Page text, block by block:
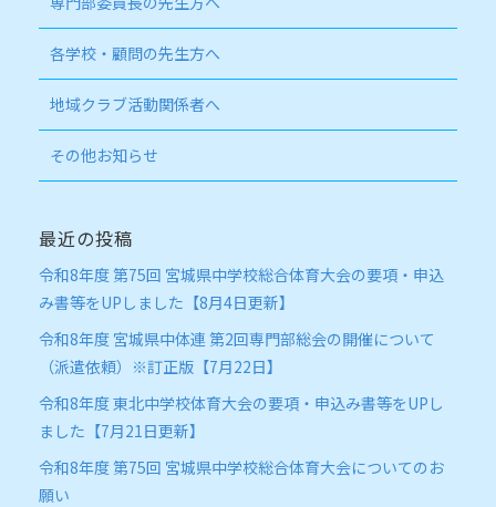
各学校・顧問の先生方へ
地域クラブ活動関係者へ
その他お知らせ
最近の投稿
令和8年度 第75回 宮城県中学校総合体育大会の要項・申込
み書等をUPしました【8月4日更新】
令和8年度 宮城県中体連 第2回専門部総会の開催について
（派遣依頼）※訂正版【7月22日】
令和8年度 東北中学校体育大会の要項・申込み書等をUPし
ました【7月21日更新】
令和8年度 第75回 宮城県中学校総合体育大会についてのお
願い